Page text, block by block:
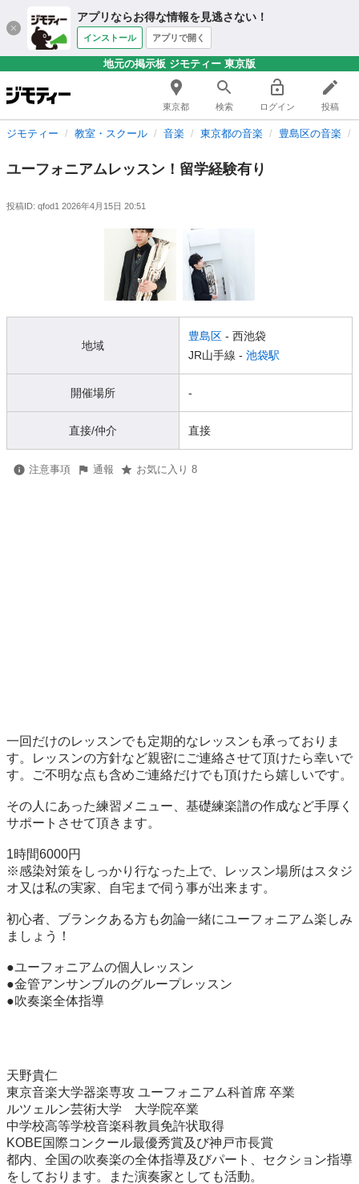
アプリならお得な情報を見逃さない！
インストール アプリで開く
地元の掲示板 ジモティー 東京版
東京都 検索 ログイン 投稿
ジモティー 教室・スクール 音楽 東京都の音楽 豊島区の音楽
ユーフォニアムレッスン！留学経験有り
投稿ID: qfod1 2026年4月15日 20:51
地域
豊島区 - 西池袋
JR山手線 - 池袋駅
開催場所 -
直接/仲介 直接
注意事項 通報 お気に入り 8
一回だけのレッスンでも定期的なレッスンも承っておりま
す。レッスンの方針など親密にご連絡させて頂けたら幸いで
す。ご不明な点も含めご連絡だけでも頂けたら嬉しいです。
その人にあった練習メニュー、基礎練楽譜の作成など手厚く
サポートさせて頂きます。
1時間6000円
※感染対策をしっかり行なった上で、レッスン場所はスタジ
オ又は私の実家、自宅まで伺う事が出来ます。
初心者、ブランクある方も勿論一緒にユーフォニアム楽しみ
ましょう！
●ユーフォニアムの個人レッスン
●金管アンサンブルのグループレッスン
●吹奏楽全体指導
天野貴仁
東京音楽大学器楽専攻 ユーフォニアム科首席 卒業
ルツェルン芸術大学　大学院卒業
中学校高等学校音楽科教員免許状取得
KOBE国際コンクール最優秀賞及び神戸市長賞
都内、全国の吹奏楽の全体指導及びパート、セクション指導
をしております。また演奏家としても活動。